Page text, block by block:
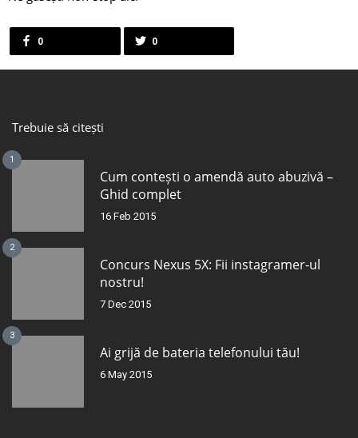
0 0
Trebuie să citești
1
Cum contești o amendă auto abuzivă –
Ghid complet
16 Feb 2015
2
Concurs Nexus 5X: Fii instagramer-ul
nostru!
7 Dec 2015
3
Ai grijă de bateria telefonului tău!
6 May 2015